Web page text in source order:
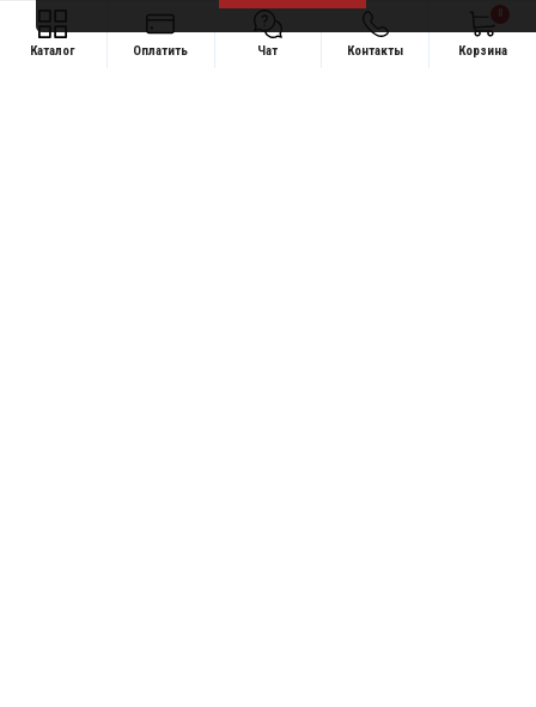
Email:razborka45@mail.ru
ИП Дёмин Даниил Владимирович
Каталог Оплатить Чат Контакты Корзина